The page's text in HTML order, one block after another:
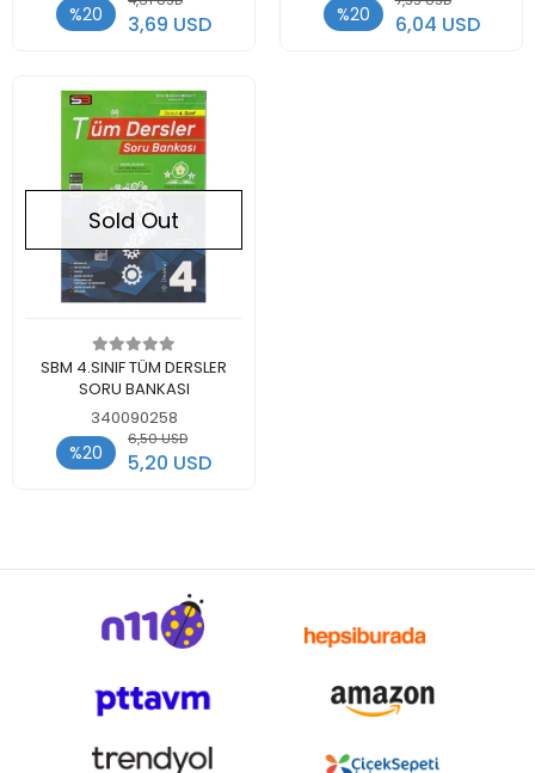
%20 3,69 USD %20 6,04 USD
Out of stock
Sold Out
SBM 4.SINIF TÜM DERSLER
SORU BANKASI
340090258
%20
6,50 USD
5,20 USD